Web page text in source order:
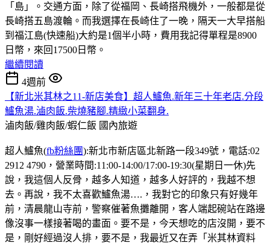
「島」。交通方面，除了從福岡、長崎搭飛機外，一般都是從
長崎搭五島渡輪。而我選擇在長崎住了一晚，隔天一大早搭船
到福江島(快速船)大約是1個半小時，費用我記得單程是8900
日幣，來回17500日幣。
繼續閱讀
4週前
【新北米其林之11-新店美食】超人鱸魚.新年三十年老店.分段
鱸魚湯.滷肉飯.柴燒豬腳.精緻小菜翻身.
滷肉飯/雞肉飯/蝦仁飯 國內旅遊
超人鱸魚(fb粉絲團):新北市新店區北新路一段349號，電話:02
2912 4790，營業時間:11:00-14:00/17:00-19:30(星期日一休)先
說，我這個人反骨，越多人知道，越多人好評的，我越不想
去。再說，我不太喜歡鱸魚湯….，我對它的印象只有好幾年
前，清晨龍山寺前，警察催著魚攤離開，客人端起碗站在路邊
像沒事一樣接著喝的畫面。要不是，今天想吃的店沒開，要不
是，剛好經過沒人排，要不是，我最近又在弄「米其林資料